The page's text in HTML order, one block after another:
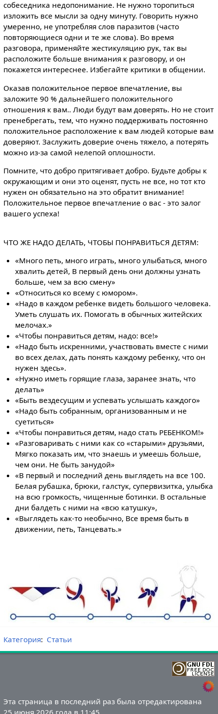
собеседника недопонимание. Не нужно торопиться
изложить все мысли за одну минуту. Говорить нужно
умеренно, не употребляя слов паразитов (часто
повторяющиеся одни и те же слова). Во время
разговора, применяйте жестикуляцию рук, так вы
расположите больше внимания к разговору, и он
покажется интереснее. Избегайте критики в общении.
Оказав положительное первое впечатление, вы
заложите 90 % дальнейшего положительного
отношения к вам.. Люди будут вам доверять. Но не стоит
пренебрегать, тем, что нужно поддерживать постоянно
положительное расположение к вам людей которые вам
доверяют. Заслужить доверие очень тяжело, а потерять
можно из-за самой нелепой оплошности.
Помните, что добро притягивает добро. Будьте добры к
окружающим и они это оценят, пусть не все, но тот кто
нужен он обязательно на это обратит внимание!
Положительное первое впечатление о вас - это залог
вашего успеха!
ЧТО ЖЕ НАДО ДЕЛАТЬ, ЧТОБЫ ПОНРАВИТЬСЯ ДЕТЯМ:
«Много петь, много играть, много улыбаться, много
хвалить детей, В первый день они должны узнать
больше, чем за всю смену»
«Относиться ко всему с юмором».
«Надо в каждом ребенке видеть большого человека.
Уметь слушать их. Помогать в обычных житейских
мелочах.»
«Чтобы понравиться детям, надо: все!»
«Надо быть искренними, участвовать вместе с ними
во всех делах, дать понять каждому ребенку, что он
нужен здесь».
«Нужно иметь горящие глаза, заранее знать, что
делать»
«Быть вездесущим и успевать услышать каждого»
«Надо быть собранным, организованным и не
суетиться»
«Чтобы понравиться детям, надо стать РЕБЕНКОМ!»
«Разговаривать с ними как со «старыми» друзьями,
Мягко показать им, что знаешь и умеешь больше,
чем они. Не быть занудой»
«В первый и последний день выглядеть на всe 100.
Белая рубашка, брюки, галстук, супервизитка, улыбка
на всю громкость, чищенные ботинки. В остальные
дни балдеть с ними на «всю катушку»,
«Выглядеть как-то необычно, Все время быть в
движении, петь, Танцевать.»
Категория: Статьи
Эта страница в последний раз была отредактирована